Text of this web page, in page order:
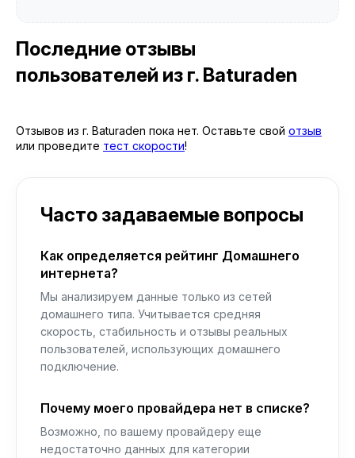
Последние отзывы
пользователей из г. Baturaden
Отзывов из г. Baturaden пока нет. Оставьте свой отзыв
или проведите тест скорости!
Часто задаваемые вопросы
Как определяется рейтинг Домашнего
интернета?
Мы анализируем данные только из сетей
домашнего типа. Учитывается средняя
скорость, стабильность и отзывы реальных
пользователей, использующих домашнего
подключение.
Почему моего провайдера нет в списке?
Возможно, по вашему провайдеру еще
недостаточно данных для категории